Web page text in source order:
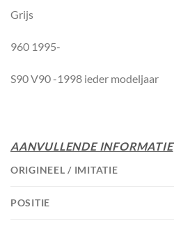
Grijs
960 1995-
S90 V90 -1998 ieder modeljaar
AANVULLENDE INFORMATIE
ORIGINEEL / IMITATIE
POSITIE